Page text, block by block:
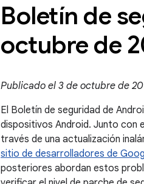
Boletín de
octubre de
Publicado el 3 de octubre de
El Boletín de seguridad de
dispositivos Android. Junto con
través de una actualización
sitio de desarrolladores de
posteriores abordan estos